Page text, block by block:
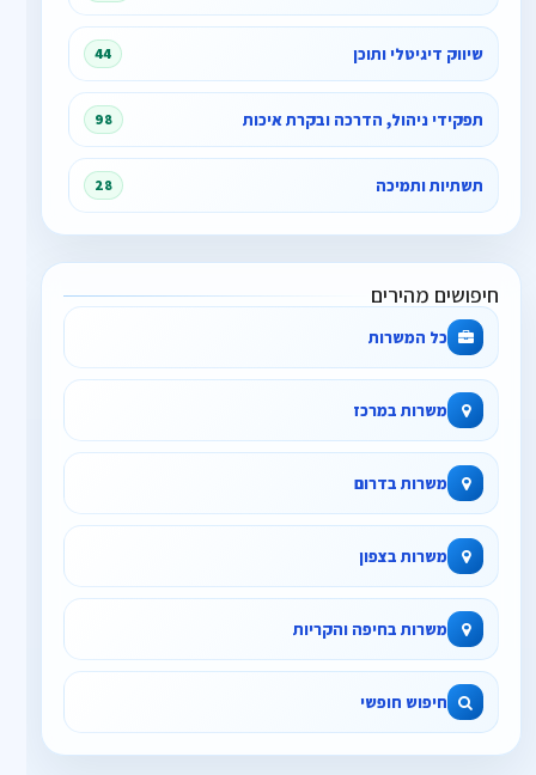
שיווק דיגיטלי ותוכן 44
תפקידי ניהול, הדרכה ובקרת איכות 98
תשתיות ותמיכה 28
חיפושים מהירים
כל המשרות
משרות במרכז
משרות בדרום
משרות בצפון
משרות בחיפה והקריות
חיפוש חופשי